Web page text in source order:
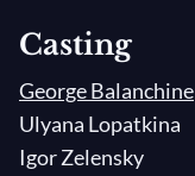
Casting
George Balanchine
Ulyana Lopatkina
Igor Zelensky